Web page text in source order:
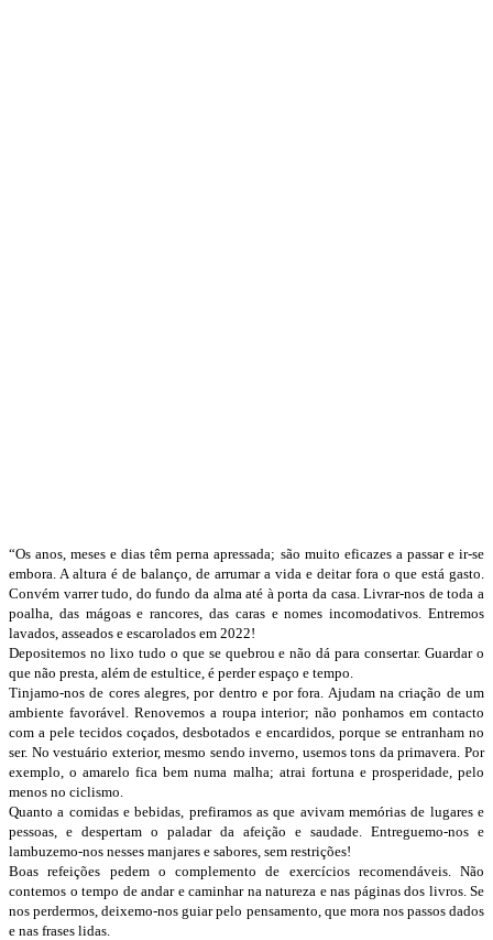
“Os anos, meses e dias têm perna apressada; são muito eficazes a passar e ir-se
embora. A altura é de balanço, de arrumar a vida e deitar fora o que está gasto.
Convém varrer tudo, do fundo da alma até à porta da casa. Livrar-nos de toda a
poalha, das mágoas e rancores, das caras e nomes incomodativos. Entremos
lavados, asseados e escarolados em 2022!
Depositemos no lixo tudo o que se quebrou e não dá para consertar. Guardar o
que não presta, além de estultice, é perder espaço e tempo.
Tinjamo-nos de cores alegres, por dentro e por fora. Ajudam na criação de um
ambiente favorável. Renovemos a roupa interior; não ponhamos em contacto
com a pele tecidos coçados, desbotados e encardidos, porque se entranham no
ser. No vestuário exterior, mesmo sendo inverno, usemos tons da primavera. Por
exemplo, o amarelo fica bem numa malha; atrai fortuna e prosperidade, pelo
menos no ciclismo.
Quanto a comidas e bebidas, prefiramos as que avivam memórias de lugares e
pessoas, e despertam o paladar da afeição e saudade. Entreguemo-nos e
lambuzemo-nos nesses manjares e sabores, sem restrições!
Boas refeições pedem o complemento de exercícios recomendáveis. Não
contemos o tempo de andar e caminhar na natureza e nas páginas dos livros. Se
nos perdermos, deixemo-nos guiar pelo pensamento, que mora nos passos dados
e nas frases lidas.